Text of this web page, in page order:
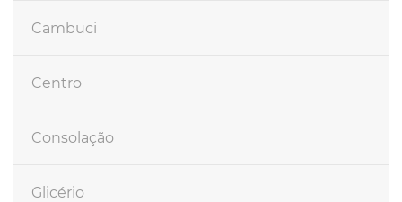
Cambuci
Centro
Consolação
Glicério